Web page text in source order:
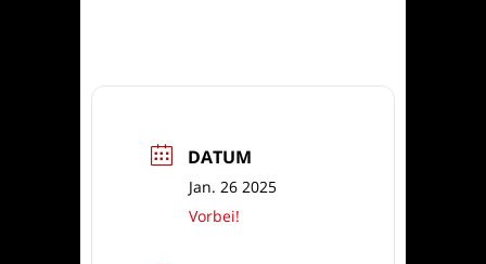
DATUM
Jan. 26 2025
Vorbei!